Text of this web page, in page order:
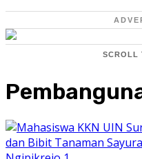
SCROLL